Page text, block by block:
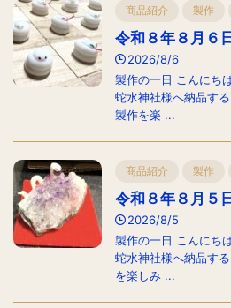
商品紹介 製作
令和８年８月６
2026/8/6
製作の一日 こんにち
蛇水神社様へ納品す
製作を楽 ...
商品紹介 製作
令和８年８月５
2026/8/5
製作の一日 こんにち
蛇水神社様へ納品す
を楽しみ ...